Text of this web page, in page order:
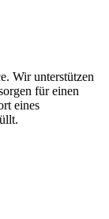
Wir unterstützen
für einen
eines